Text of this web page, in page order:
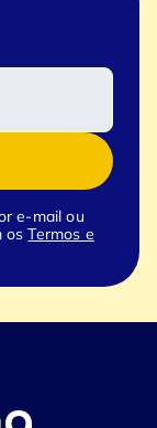
e-mail ou
osTermos e